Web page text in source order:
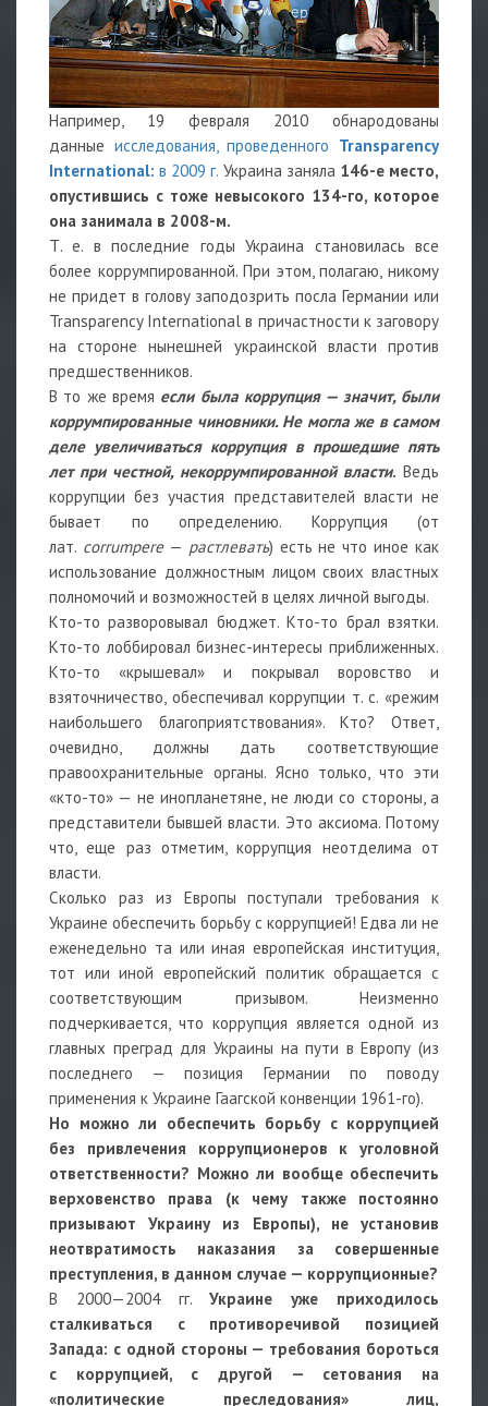
Например, 19 февраля 2010 обнародованы
данные исследования, проведенного Transparency
International: в 2009 г. Украина заняла 146-е место,
опустившись с тоже невысокого 134-го, которое
она занимала в 2008-м.
Т. е. в последние годы Украина становилась все
более коррумпированной. При этом, полагаю, никому
не придет в голову заподозрить посла Германии или
Transparency International в причастности к заговору
на стороне нынешней украинской власти против
предшественников.
В то же время если была коррупция — значит, были
коррумпированные чиновники. Не могла же в самом
деле увеличиваться коррупция в прошедшие пять
лет при честной, некоррумпированной власти. Ведь
коррупции без участия представителей власти не
бывает по определению. Коррупция (от
лат. corrumpere— растлевать) есть не что иное как
использование должностным лицом своих властных
полномочий и возможностей в целях личной выгоды.
Кто-то разворовывал бюджет. Кто-то брал взятки.
Кто-то лоббировал бизнес-интересы приближенных.
Кто-то «крышевал» и покрывал воровство и
взяточничество, обеспечивал коррупции т. с. «режим
наибольшего благоприятствования». Кто? Ответ,
очевидно, должны дать соответствующие
правоохранительные органы. Ясно только, что эти
«кто-то» — не инопланетяне, не люди со стороны, а
представители бывшей власти. Это аксиома. Потому
что, еще раз отметим, коррупция неотделима от
власти.
Сколько раз из Европы поступали требования к
Украине обеспечить борьбу с коррупцией! Едва ли не
еженедельно та или иная европейская институция,
тот или иной европейский политик обращается с
соответствующим призывом. Неизменно
подчеркивается, что коррупция является одной из
главных преград для Украины на пути в Европу (из
последнего — позиция Германии по поводу
применения к Украине Гаагской конвенции 1961-го).
Но можно ли обеспечить борьбу с коррупцией
без привлечения коррупционеров к уголовной
ответственности? Можно ли вообще обеспечить
верховенство права (к чему также постоянно
призывают Украину из Европы), не установив
неотвратимость наказания за совершенные
преступления, в данном случае — коррупционные?
В 2000—2004 гг.Украине уже приходилось
сталкиваться с противоречивой позицией
Запада: с одной стороны — требования бороться
с коррупцией, с другой — сетования на
«политические преследования» лиц,